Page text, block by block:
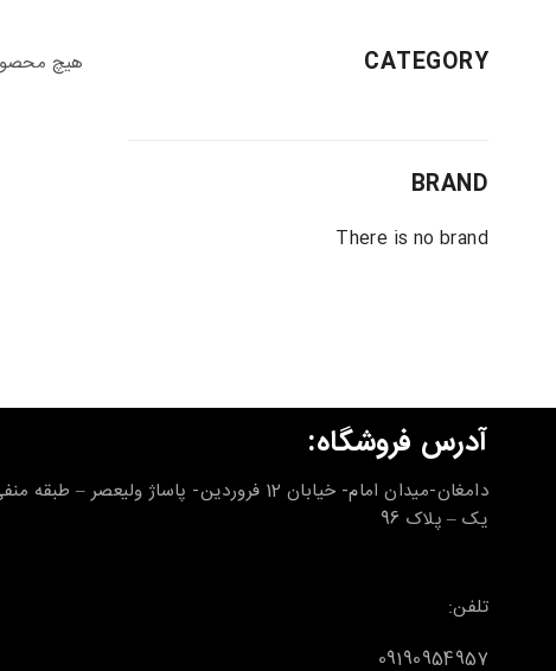
CATEGORY
BRAND
There is no brand
هیچ
آدرس فروشگاه:
دامغان-میدان امام- خیابان 12 فروردین- پاساژ ولیعصر – طبقه
یک – پلاک 96
تلفن:
09190954957